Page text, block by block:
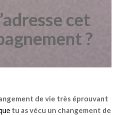
cet
?
de vie très éprouvant
tu as vécu un changement de